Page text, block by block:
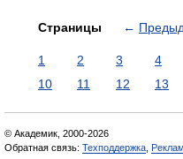
Страницы ←
1 2 3 4
10
11 12 13
© Академик, 2000-2026
Обратная связь: Техподдержка